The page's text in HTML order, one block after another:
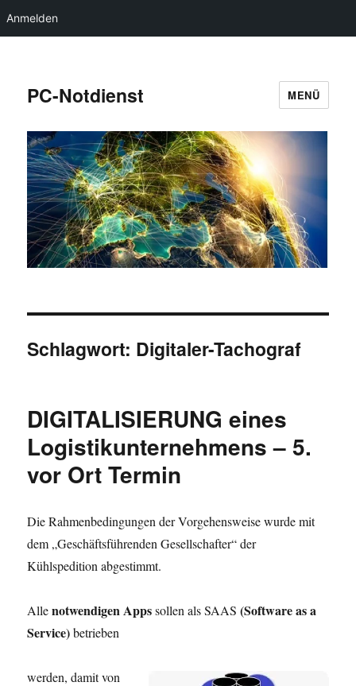
Anmelden
PC-Notdienst MENÜ
Schlagwort: Digitaler-Tachograf
DIGITALISIERUNG eines
Logistikunternehmens – 5.
vor Ort Termin
Die Rahmenbedingungen der Vorgehensweise wurde mit
dem „Geschäftsführenden Gesellschafter“ der
Kühlspedition abgestimmt.
Allenotwendigen Appssollen als SAAS(Software as a
Service)betrieben
werden, damit von